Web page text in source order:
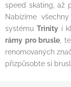
speed skating, až
Nabízíme
systému Trinity i
rámy pro brusle ,
renomovaných
přizpůsobte si